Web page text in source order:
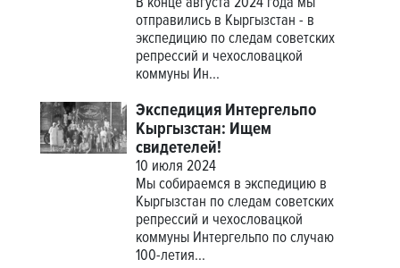
отправились в Кыргызстан - в
экспедицию по следам советских
репрессий и чехословацкой
коммуны Ин...
Экспедиция Интергельпо
Кыргызстан: Ищем
свидетелей!
10 июля 2024
Мы собираемся в экспедицию в
Кыргызстан по следам советских
репрессий и чехословацкой
коммуны Интергельпо по случаю
100-летия...